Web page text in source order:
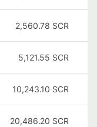
2,560.78 SCR
5,121.55 SCR
10,243.10 SCR
20,486.20 SCR